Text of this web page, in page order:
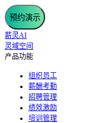
预约演示
薪灵AI
灵域空间
产品功能
组织员工
薪酬考勤
招聘管理
绩效激励
培训管理